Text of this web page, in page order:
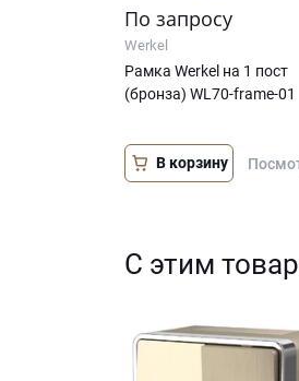
По запросу
Werkel
Рамка Werkel на 1 пост
(бронза) WL70-frame-01
В корзину
С этим